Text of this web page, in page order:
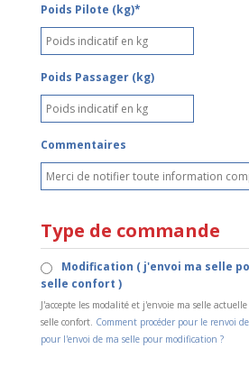
Poids Pilote (kg)*
Poids Passager (kg)
Commentaires
Type de commande
Modification ( j'envoi ma selle
selle confort )
J'accepte les modalité et j'envoie ma selle
selle confort. Comment procéder pour le renvoi
pour l'envoi de ma selle pour modification ?